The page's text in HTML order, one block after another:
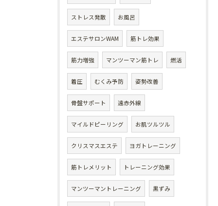
ストレス発散 お風呂
エステサロンWAM 筋トレ効果
筋力増強 マンツーマン筋トレ 燃活
着圧 むくみ予防 姿勢改善
骨盤サポート 遠赤外線
マイルドピーリング お肌ツルツル
クリスマスエステ ヨガトレーニング
筋トレメリット トレーニング効果
マンツーマントレーニング 黒ずみ